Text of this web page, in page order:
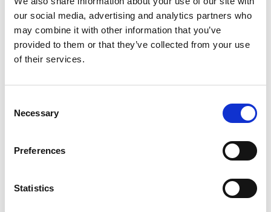
our social media, advertising and analytics partners who
may combine it with other information that you’ve
provided to them or that they’ve collected from your use
of their services.
Selection
Necessary
Preferences
Statistics
仕様・寸法図
RWB-250K,DF・320K,DF・400K,DF・500K,DF
ビッグボアタイプ